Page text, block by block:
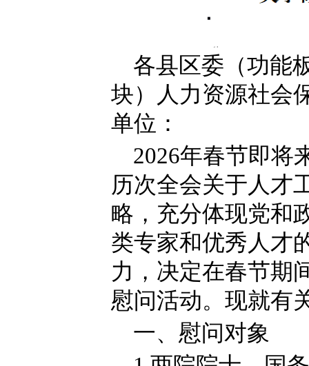
各县区委（功能
块）人力资源社会
单位：
2026年春节即将
历次全会关于人才
略，充分体现党和
类专家和优秀人才
力，决定在春节期
慰问活动。现就有
一、慰问对象